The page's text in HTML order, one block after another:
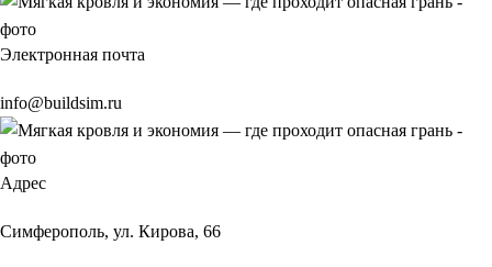
Электронная почта
info@buildsim.ru
Адрес
Симферополь, ул. Кирова, 66